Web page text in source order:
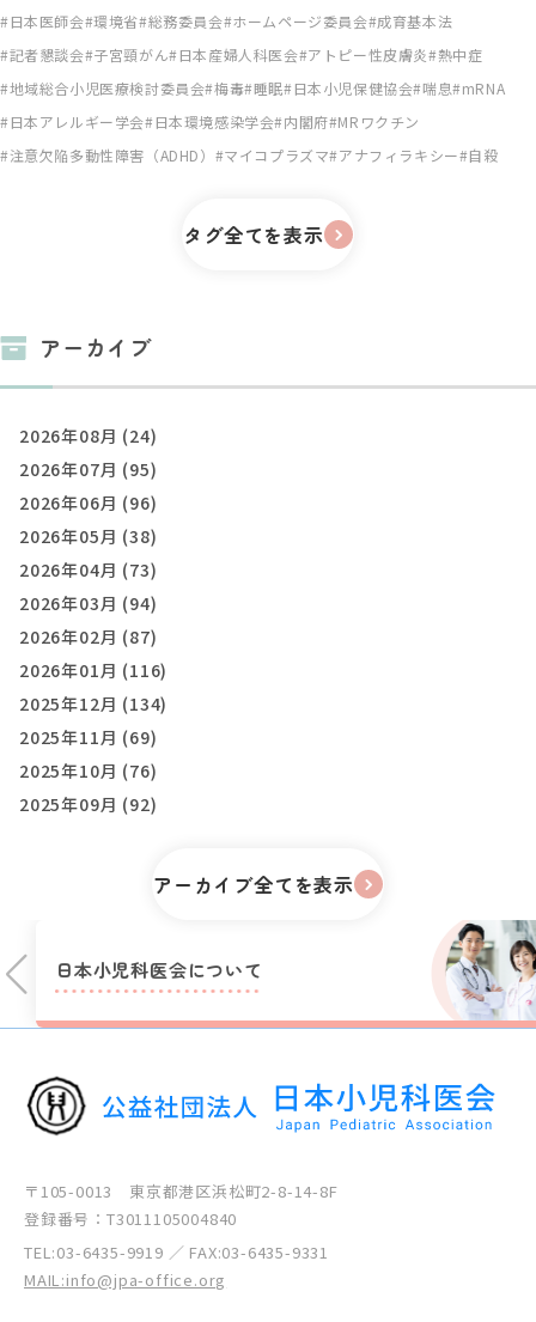
日本医師会 環境省 総務委員会 ホームページ委員会 成育基本法
記者懇談会 子宮頸がん 日本産婦人科医会 アトピー性皮膚炎 熱中症
地域総合小児医療検討委員会 梅毒 睡眠 日本小児保健協会 喘息 mRNA
日本アレルギー学会 日本環境感染学会 内閣府 MRワクチン
注意欠陥多動性障害（ADHD）
マイコプラズマ アナフィラキシー 自殺
タグ全てを表示
アーカイブ
2026年08月 (24)
2026年07月 (95)
2026年06月 (96)
2026年05月 (38)
2026年04月 (73)
2026年03月 (94)
2026年02月 (87)
2026年01月 (116)
2025年12月 (134)
2025年11月 (69)
2025年10月 (76)
2025年09月 (92)
アーカイブ全てを表示
日本小児科医会について
〒105-0013 東京都港区浜松町2-8-14-8F
登録番号：T3011105004840
TEL:03-6435-9919 ／ FAX:03-6435-9331
MAIL:info@jpa-office.org